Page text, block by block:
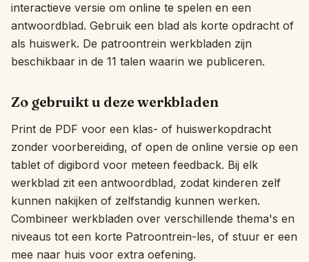
Inloggen
Registreren
interactieve versie om online te spelen en een
antwoordblad. Gebruik een blad als korte opdracht of
als huiswerk. De patroontrein werkbladen zijn
beschikbaar in de 11 talen waarin we publiceren.
Zo gebruikt u deze werkbladen
Print de PDF voor een klas- of huiswerkopdracht
zonder voorbereiding, of open de online versie op een
tablet of digibord voor meteen feedback. Bij elk
werkblad zit een antwoordblad, zodat kinderen zelf
kunnen nakijken of zelfstandig kunnen werken.
Combineer werkbladen over verschillende thema's en
niveaus tot een korte Patroontrein-les, of stuur er een
mee naar huis voor extra oefening.